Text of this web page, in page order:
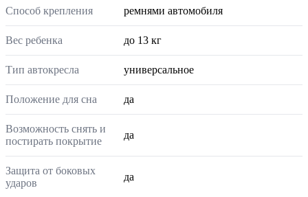
Способ крепления ремнями автомобиля
Вес ребенка до 13 кг
Тип автокресла универсальное
Положение для сна да
Возможность снять и
постирать покрытие
да
Защита от боковых
ударов
да